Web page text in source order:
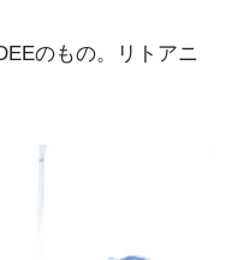
のもの。リトアニ